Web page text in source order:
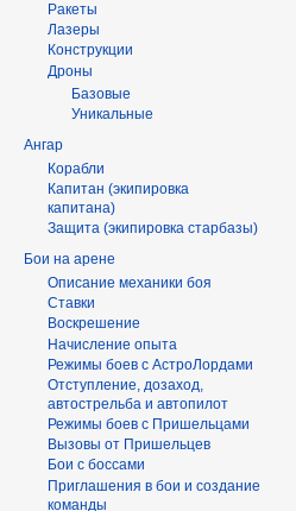
Ракеты
Лазеры
Конструкции
Дроны
Базовые
Уникальные
Ангар
Корабли
Капитан (экипировка
капитана)
Защита (экипировка старбазы)
Бои на арене
Описание механики боя
Ставки
Воскрешение
Начисление опыта
Режимы боев с АстроЛордами
Отступление, дозаход,
автострельба и автопилот
Режимы боев с Пришельцами
Вызовы от Пришельцев
Бои с боссами
Приглашения в бои и создание
команды